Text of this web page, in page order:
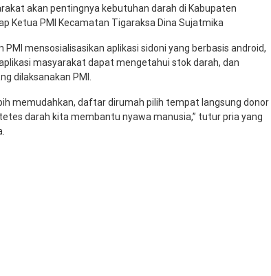
akan pentingnya kebutuhan darah di Kabupaten
Ketua PMI Kecamatan Tigaraksa Dina Sujatmika
PMI mensosialisasikan aplikasi sidoni yang berbasis android,
masyarakat dapat mengetahui stok darah, dan
dilaksanakan PMI.
memudahkan, daftar dirumah pilih tempat langsung donor
darah kita membantu nyawa manusia,” tutur pria yang